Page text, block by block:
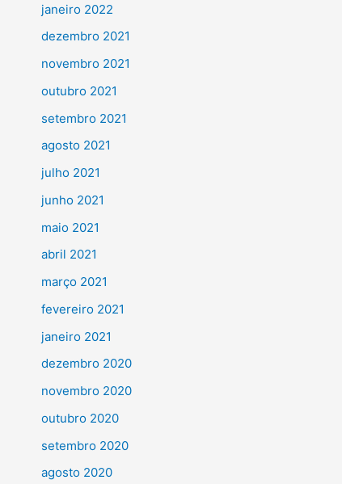
janeiro 2022
dezembro 2021
novembro 2021
outubro 2021
setembro 2021
agosto 2021
julho 2021
junho 2021
maio 2021
abril 2021
março 2021
fevereiro 2021
janeiro 2021
dezembro 2020
novembro 2020
outubro 2020
setembro 2020
agosto 2020